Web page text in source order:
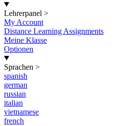
Lehrerpanel >
My Account
Distance Learning Assignments
Meine Klasse
Optionen
Sprachen >
spanish
german
russian
italian
vietnamese
french